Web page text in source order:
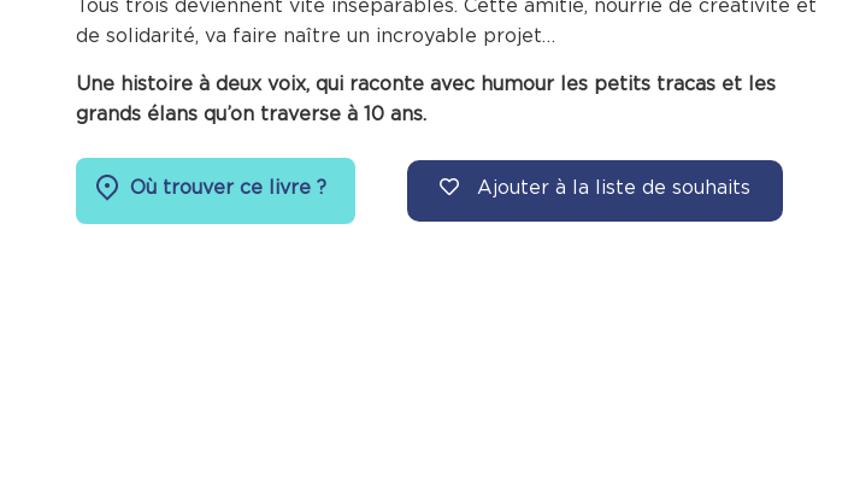
Tous trois deviennent vite inséparables. Cette amitié, nourrie de créativité et
de solidarité, va faire naître un incroyable projet…
Une histoire à deux voix, qui raconte avec humour les petits tracas et les
grands élans qu’on traverse à 10 ans.
Où trouver ce livre ? Ajouter à la liste de souhaits